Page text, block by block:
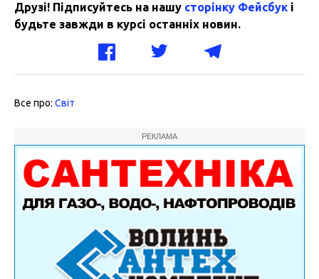
Друзі! Підписуйтесь на нашу сторінку Фейсбук і
будьте завжди в курсі останніх новин.
Все про: Світ
РЕКЛАМА